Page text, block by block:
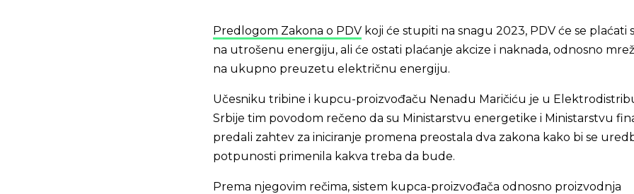
Predlogom Zakona o PDV koji će stupiti na snagu 2023, PDV će se plaćati
na utrošenu energiju, ali će ostati plaćanje akcize i naknada, odnosno
na ukupno preuzetu električnu energiju.
Učesniku tribine i kupcu-proizvođaču Nenadu Maričiću je u
Srbije tim povodom rečeno da su Ministarstvu energetike i Ministarstvu
predali zahtev za iniciranje promena preostala dva zakona kako bi se
potpunosti primenila kakva treba da bude.
Prema njegovim rečima, sistem kupca-proizvođača odnosno proizvodnja